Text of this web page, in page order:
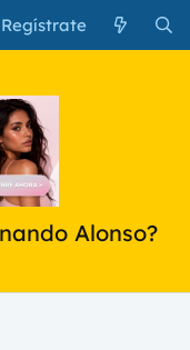
Regístrate
Alonso?